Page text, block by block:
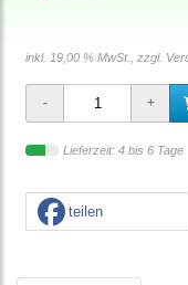
inkl. 19,00 % MwSt., zzgl.
Lieferzeit: 4 bis 6 Tage
teilen